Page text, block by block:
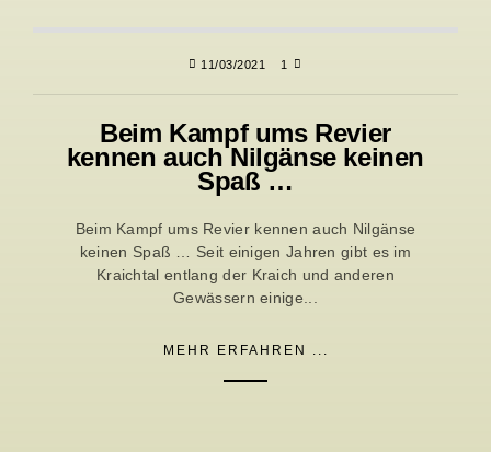
11/03/2021 1
Beim Kampf ums Revier
kennen auch Nilgänse keinen
Spaß …
Beim Kampf ums Revier kennen auch Nilgänse
keinen Spaß … Seit einigen Jahren gibt es im
Kraichtal entlang der Kraich und anderen
Gewässern einige...
MEHR ERFAHREN ...